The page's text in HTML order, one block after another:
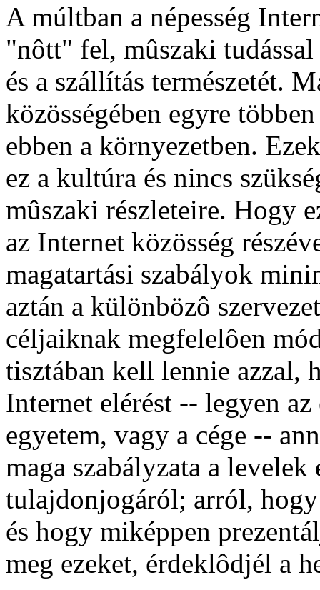
A múltban a népesség
"nôtt" fel, mûszaki
és a szállítás természetét.
közösségében egyre
ebben a környezetben.
ez a kultúra és nincs
mûszaki részleteire. Hogy
az Internet közösség
magatartási szabályok
aztán a különbözô
céljaiknak megfelelôen
tisztában kell lennie azzal,
Internet elérést -- legyen
egyetem, vagy a cége --
maga szabályzata a
tulajdonjogáról; arról,
és hogy miképpen
meg ezeket, érdeklôdjél a